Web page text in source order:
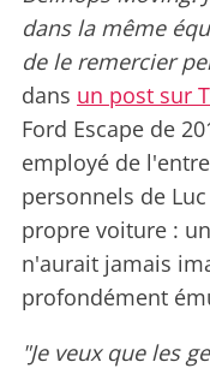
dans la même
de le remercier
dans un post sur
Ford Escape de
employé de
personnels de
propre voiture :
n'aurait jamais
profondément
"Je veux que les